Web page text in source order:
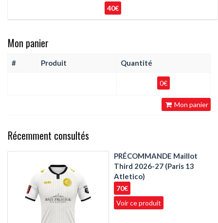
40€
Mon panier
# Produit Quantité
0€
Mon panier
Récemment consultés
PRÉCOMMANDE Maillot
Third 2026-27 (Paris 13
Atletico)
70€
Voir ce produit